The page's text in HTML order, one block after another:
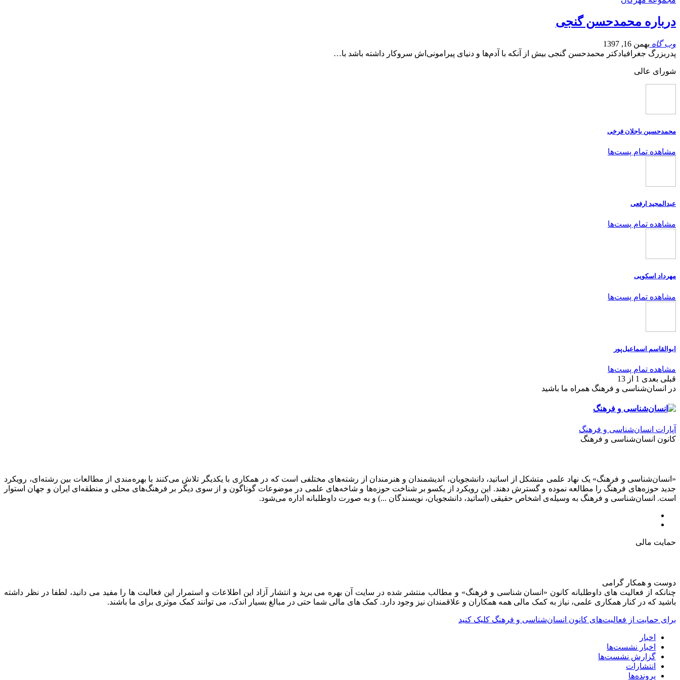
درباره محمدحسن گنجى
وب گاه بهمن 16, 1397
پدربزرگ جغرافيادکتر محمدحسن گنجى بيش از آنكه با آدم‌ها و دنياى پیرامونی‌اش سروكار داشته باشد با…
شورای عالی
محمدحسین باجلان فرخی
مشاهده تمام پست‌ها
عبدالمجید ارفعی
مشاهده تمام پست‌ها
مهرداد اسکویی
مشاهده تمام پست‌ها
ابوالقاسم اسماعیل‌پور
مشاهده تمام پست‌ها
قبلی بعدی 1 از 13
در انسان‌شناسی و فرهنگ همراه ما باشید
آپارات انسان‌شناسی و فرهنگ
کانون انسان‌شناسی و فرهنگ
«انسان‌شناسی و فرهنگ» یک نهاد علمی متشکل از اساتید، دانشجویان، اندیشمندان و هنرمندان از رشته‌های مختلفی است که در همکاری با یکدیگر تلاش می‌کنند با بهره‌مندی از مطالعات بین رشته‌ای، رویکرد
جدید حوزه‌های فرهنگ را مطالعه نموده و گسترش دهند. این رویکرد از یکسو بر شناخت حوزه‌ها و شاخه‌های علمی در موضوعات گوناگون و از سوی دیگر بر فرهنگ‌های محلی و منطقه‌ای ایران و جهان استوار
است. انسان‌شناسی و فرهنگ به وسیله‌ی اشخاص حقیقی (اساتید، دانشجویان، نویسندگان ...) و به صورت داوطلبانه اداره می‌شود.
حمایت مالی
دوست و همکار گرامی
چنانکه از فعالیت های داوطلبانه کانون «انسان شناسی و فرهنگ» و مطالب منتشر شده در سایت آن بهره می برید و انتشار آزاد این اطلاعات و استمرار این فعالیت ها را مفید می دانید، لطفا در نظر داشته
باشید که در کنار همکاری علمی، نیاز به کمک مالی همه همکاران و علاقمندان نیز وجود دارد. کمک های مالی شما حتی در مبالغ بسیار اندک، می توانند کمک موثری برای ما باشند.
برای حمایت از فعالیت‌های کانون انسان‌شناسی و فرهنگ کلیک کنید
اخبار
اخبار نشست‌ها
گزارش نشست‌ها
انتشارات
پرونده‌ها